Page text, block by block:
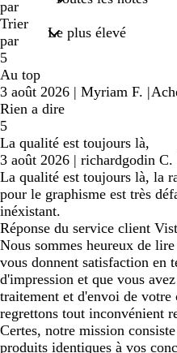
saisies
par
Trier
par
5
Au top
3 août 2026 | Myriam F. |
Rien a dire
5
La qualité est toujours là,
3 août 2026 | richardgodin C.
La qualité est toujours là, la
pour le graphisme est très
inéxistant.
Réponse du service client
Nous sommes heureux de
vous donnent satisfaction en
d'impression et que vous
traitement et d'envoi de votre
regrettons tout inconvénient
Certes, notre mission
produits identiques à vos